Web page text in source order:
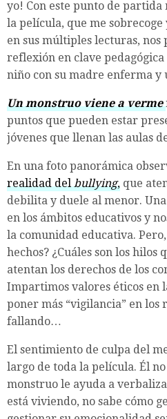
yo! Con este punto de partida
la película, que me sobrecoge
en sus múltiples lecturas,
reflexión en clave pedagógica
niño con su madre enferma
Un monstruo viene a verme
puntos que pueden estar
jóvenes que llenan las aulas
En una foto panorámica
realidad delbullying, que
debilita y duele al menor.
en los ámbitos educativos y
la comunidad educativa.
hechos? ¿Cuáles son los hilos
atentan los derechos de los
Impartimos valores éticos en
poner más “vigilancia” en los
fallando…
El sentimiento de culpa del
largo de toda la película. Él
monstruo le ayuda a
está viviendo, no sabe cómo